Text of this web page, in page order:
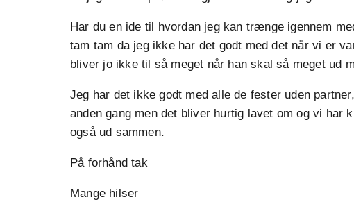
Har du en ide til hvordan jeg kan trænge igennem
tam tam da jeg ikke har det godt med det når vi er
bliver jo ikke til så meget når han skal så meget ud
Jeg har det ikke godt med alle de fester uden
anden gang men det bliver hurtig lavet om og vi har
også ud sammen.
På forhånd tak
Mange hilser